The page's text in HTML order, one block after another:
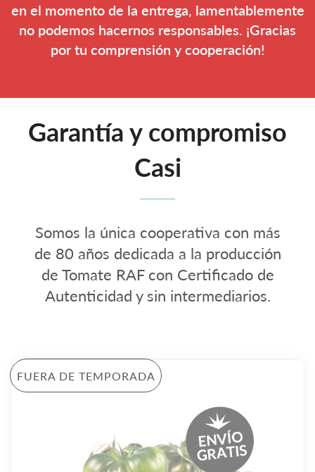
en el momento de la entrega, lamentablemente
no podemos hacernos responsables. ¡Gracias
por tu comprensión y cooperación!
Garantía y compromiso
Casi
Somos la única cooperativa con más
de 80 años dedicada a la producción
de Tomate RAF con Certificado de
Autenticidad y sin intermediarios.
FUERA DE TEMPORADA